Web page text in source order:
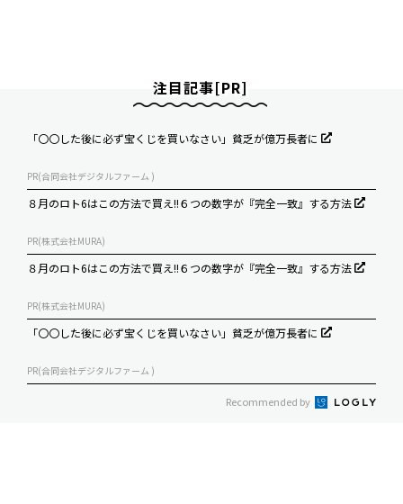
注目記事[PR]
「〇〇した後に必ず宝くじを買いなさい」貧乏が億万長者に
PR(合同会社デジタルファーム )
８月のロト6はこの方法で買え!!６つの数字が『完全一致』する方法
PR(株式会社MURA)
８月のロト6はこの方法で買え!!６つの数字が『完全一致』する方法
PR(株式会社MURA)
「〇〇した後に必ず宝くじを買いなさい」貧乏が億万長者に
PR(合同会社デジタルファーム )
Recommended by